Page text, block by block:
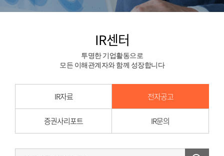
IR센터
투명한 기업활동으로
모든 이해관계자와 함께 성장합니다
IR자료 전자공고
증권사리포트 IR문의